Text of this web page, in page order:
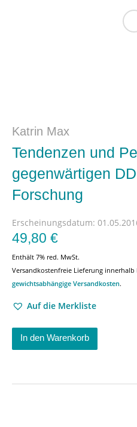
Katrin Max
Tendenzen und
gegenwärtigen
Forschung
Erscheinungsdatum:
49,80 €
Enthält 7% red. MwSt.
Versandkostenfreie Lieferung
gewichtsabhängige Versandkosten.
Auf die Merkliste
In den Warenkorb